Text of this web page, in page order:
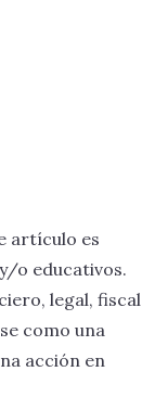
artículo es
o educativos.
legal, fiscal
como una
acción en